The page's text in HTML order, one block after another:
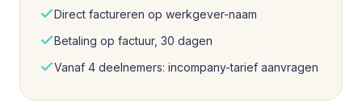
Direct factureren op werkgever-naam
Betaling op factuur, 30 dagen
Vanaf 4 deelnemers: incompany-tarief aanvragen